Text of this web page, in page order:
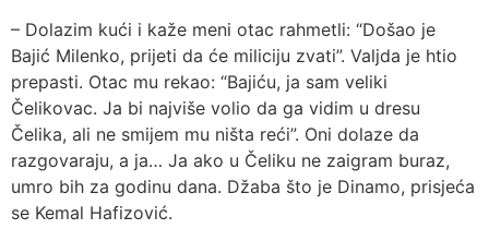
– Dolazim kući i kaže meni otac rahmetli: “Došao je
Bajić Milenko, prijeti da će miliciju zvati”. Valjda je htio
prepasti. Otac mu rekao: “Bajiću, ja sam veliki
Čelikovac. Ja bi najviše volio da ga vidim u dresu
Čelika, ali ne smijem mu ništa reći”. Oni dolaze da
razgovaraju, a ja… Ja ako u Čeliku ne zaigram buraz,
umro bih za godinu dana. Džaba što je Dinamo, prisjeća
se Kemal Hafizović.